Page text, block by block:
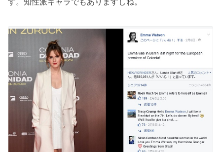
す。知性派キャラでもありますしね。